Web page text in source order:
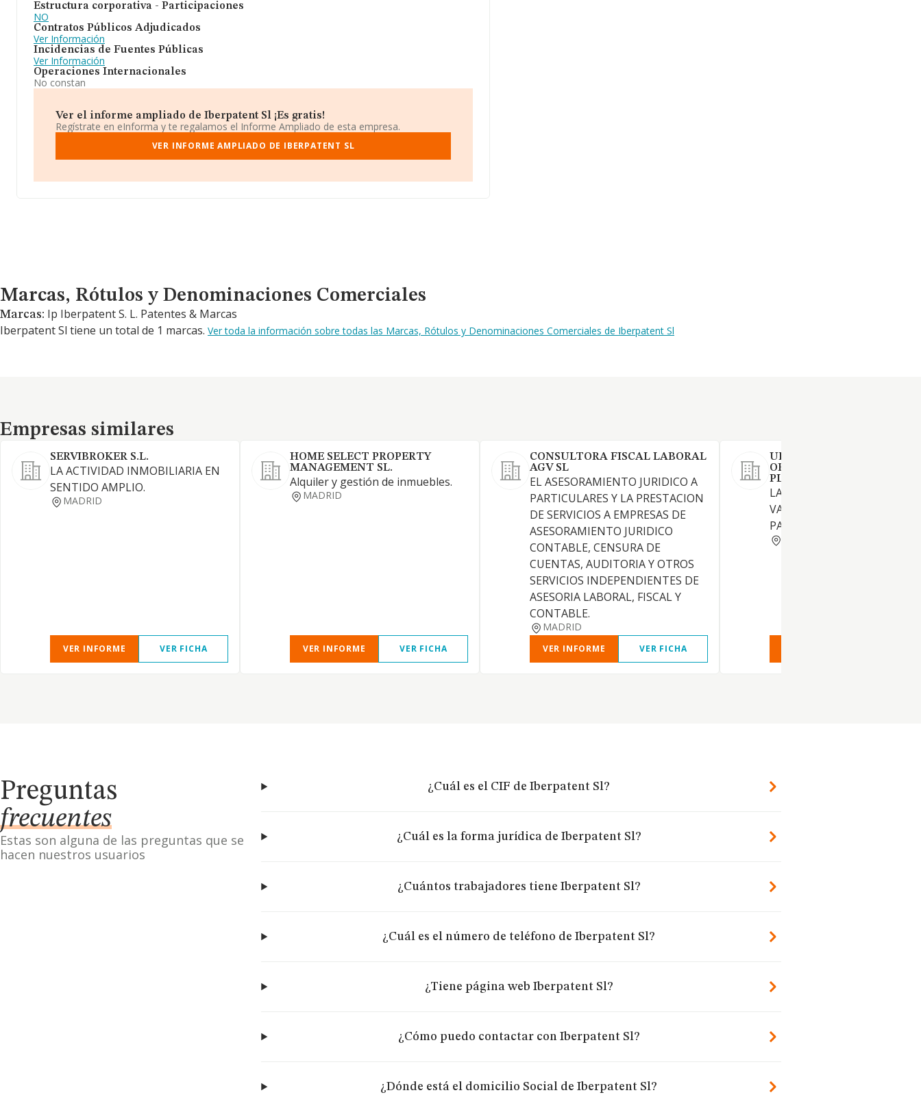
Estructura corporativa - Participaciones
NO
Contratos Públicos Adjudicados
Ver Información
Incidencias de Fuentes Públicas
Ver Información
Operaciones Internacionales
No constan
Ver el informe ampliado de Iberpatent Sl ¡Es gratis!
Regístrate en eInforma y te regalamos el Informe Ampliado de esta empresa.
VER INFORME AMPLIADO DE IBERPATENT SL
Marcas, Rótulos y Denominaciones Comerciales
Marcas, Rótulos y Denominaciones Comerciales
Marcas: Ip Iberpatent S. L. Patentes & Marcas
Iberpatent Sl tiene un total de 1 marcas. Ver toda la información sobre todas las Marcas, Rótulos y Denominaciones Comerciales de Iberpatent Sl
Empresas similares
Empresas similares
SERVIBROKER S.L.
LA ACTIVIDAD INMOBILIARIA EN
SENTIDO AMPLIO.
MADRID
VER INFORME VER FICHA
HOME SELECT PROPERTY
MANAGEMENT SL.
Alquiler y gestión de inmuebles.
MADRID
VER INFORME VER FICHA
CONSULTORA FISCAL LABORAL
AGV SL
EL ASESORAMIENTO JURIDICO A
PARTICULARES Y LA PRESTACION
DE SERVICIOS A EMPRESAS DE
ASESORAMIENTO JURIDICO
CONTABLE, CENSURA DE
CUENTAS, AUDITORIA Y OTROS
SERVICIOS INDEPENDIENTES DE
ASESORIA LABORAL, FISCAL Y
CONTABLE.
MADRID
VER INFORME VER FICHA
URBALIA URBANISMO
ORDENACION DEL
PLANEAMIENTO Y
LA TENENCIA DE TITULOS
VALORES
PARTICIPACIONES EN
Preguntas
frecuentes
Estas son alguna de las preguntas que se
hacen nuestros usuarios
¿Cuál es el CIF de Iberpatent Sl?
¿Cuál es la forma jurídica de Iberpatent Sl?
¿Cuántos trabajadores tiene Iberpatent Sl?
¿Cuál es el número de teléfono de Iberpatent Sl?
¿Tiene página web Iberpatent Sl?
¿Cómo puedo contactar con Iberpatent Sl?
¿Dónde está el domicilio Social de Iberpatent Sl?